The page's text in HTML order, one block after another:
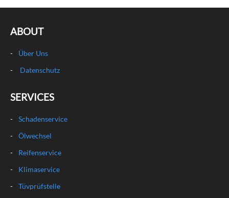
ABOUT
Über Uns
Datenschutz
SERVICES
Schadenservice
Ölwechsel
Reifenservice
Klimaservice
Tüvprüfstelle